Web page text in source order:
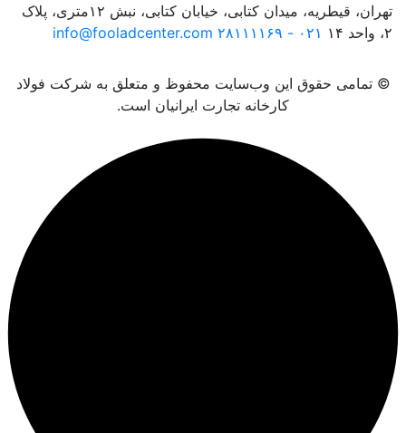
تهران، قیطریه، میدان کتابی، خیابان کتابی، نبش ۱۲متری، پلاک
۲، واحد ۱۴
۰۲۱ - ۲۸۱۱۱۱۶۹ info@fooladcenter.com
© تمامی حقوق این وب‌سایت محفوظ و متعلق به شرکت فولاد
کارخانه تجارت ایرانیان است.